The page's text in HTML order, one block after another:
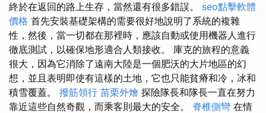
終於在返回的路上生存，當然還有很多錯誤。 seo點擊軟體
價格 首先安裝基礎架構的需要很好地說明了系統的複雜
性，然後，當一切都在那裡時，應該自動或使用機器人進行
徹底測試，以確保地形適合人類接收。 庫克的旅程的意義
很大，因為它消除了遠南大陸是一個肥沃的大片地區的幻
想，並且表明即使有這樣的土地，它也只能貧瘠和冷，冰和
積雪覆蓋。 撥筋領行 苗栗外燴 探險隊長和隊長一直在努力
靠近這些自然奇觀，而乘客則最大的安全。 脊椎側彎 在情